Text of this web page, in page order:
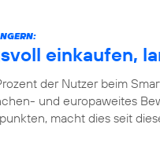
einkaufen,
der Nutzer beim
und europaweites
macht dies seit